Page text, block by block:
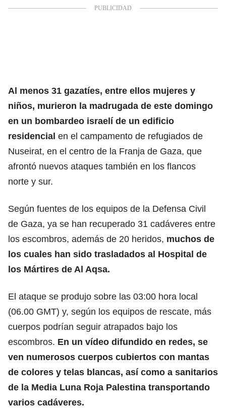
Al menos 31 gazatíes, entre ellos mujeres y
niños, murieron la madrugada de este domingo
en un bombardeo israelí de un edificio
residencial en el campamento de refugiados de
Nuseirat, en el centro de la Franja de Gaza, que
afrontó nuevos ataques también en los flancos
norte y sur.
Según fuentes de los equipos de la Defensa Civil
de Gaza, ya se han recuperado 31 cadáveres entre
los escombros, además de 20 heridos, muchos de
los cuales han sido trasladados al Hospital de
los Mártires de Al Aqsa.
El ataque se produjo sobre las 03:00 hora local
(06.00 GMT) y, según los equipos de rescate, más
cuerpos podrían seguir atrapados bajo los
escombros. En un vídeo difundido en redes, se
ven numerosos cuerpos cubiertos con mantas
de colores y telas blancas, así como a sanitarios
de la Media Luna Roja Palestina transportando
varios cadáveres.